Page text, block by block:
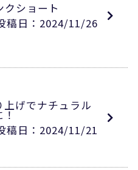
クショート
稿日：2024/11/26
上げでナチュラル
！
稿日：2024/11/21